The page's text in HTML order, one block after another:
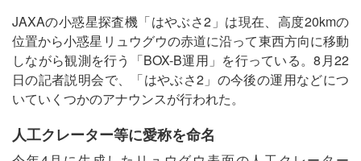
JAXAの小惑星探査機「はやぶさ2」は現在、高度20kmの
位置から小惑星リュウグウの赤道に沿って東西方向に移動
しながら観測を行う「BOX-B運用」を行っている。8月22
日の記者説明会で、「はやぶさ2」の今後の運用などにつ
いていくつかのアナウンスが行われた。
人工クレーター等に愛称を命名